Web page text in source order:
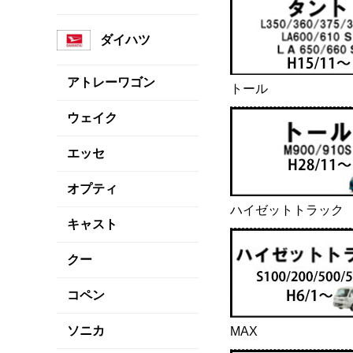
ダイハツ
アトレーワゴン
ウェイク
エッセ
オプティ
キャスト
クー
コペン
ソニカ
トール
ハイゼットトラック
MAX